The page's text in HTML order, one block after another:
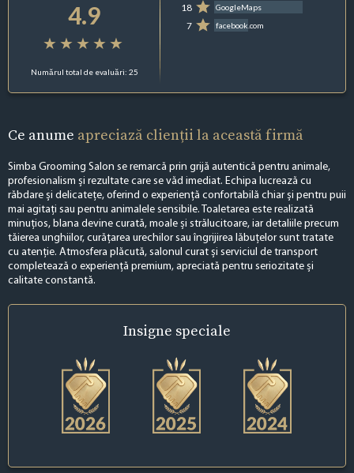
4.9
Numărul total de evaluări: 25
18 GoogleMaps
7 facebook.com
Ce anume apreciază clienții la această firmă
Simba Grooming Salon se remarcă prin grijă autentică pentru animale,
profesionalism și rezultate care se văd imediat. Echipa lucrează cu
răbdare și delicatețe, oferind o experiență confortabilă chiar și pentru puii
mai agitați sau pentru animalele sensibile. Toaletarea este realizată
minuțios, blana devine curată, moale și strălucitoare, iar detaliile precum
tăierea unghiilor, curățarea urechilor sau îngrijirea lăbuțelor sunt tratate
cu atenție. Atmosfera plăcută, salonul curat și serviciul de transport
completează o experiență premium, apreciată pentru seriozitate și
calitate constantă.
Insigne speciale